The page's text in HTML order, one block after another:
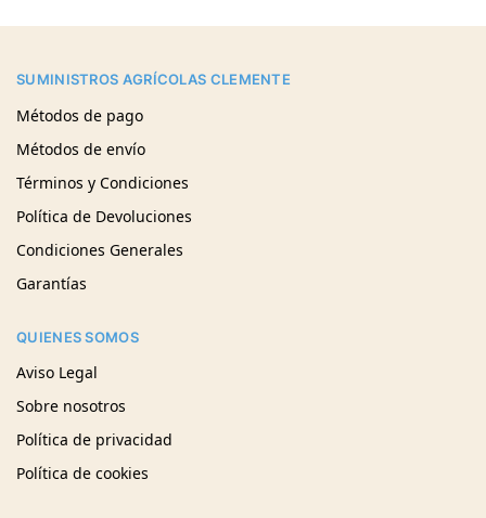
SUMINISTROS AGRÍCOLAS CLEMENTE
Métodos de pago
Métodos de envío
Términos y Condiciones
Política de Devoluciones
Condiciones Generales
Garantías
QUIENES SOMOS
Aviso Legal
Sobre nosotros
Política de privacidad
Política de cookies